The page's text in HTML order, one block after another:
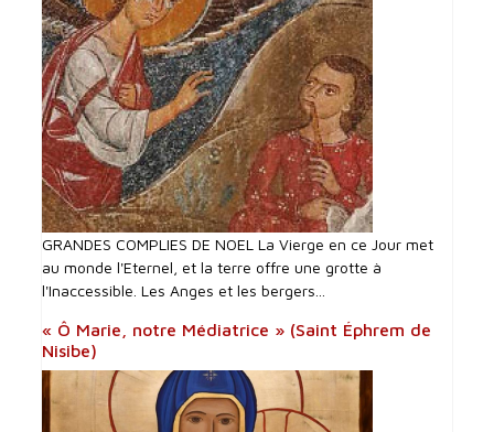
GRANDES COMPLIES DE NOEL La Vierge en ce Jour met
au monde l'Eternel, et la terre offre une grotte à
l'Inaccessible. Les Anges et les bergers...
« Ô Marie, notre Médiatrice » (Saint Éphrem de
Nisibe)